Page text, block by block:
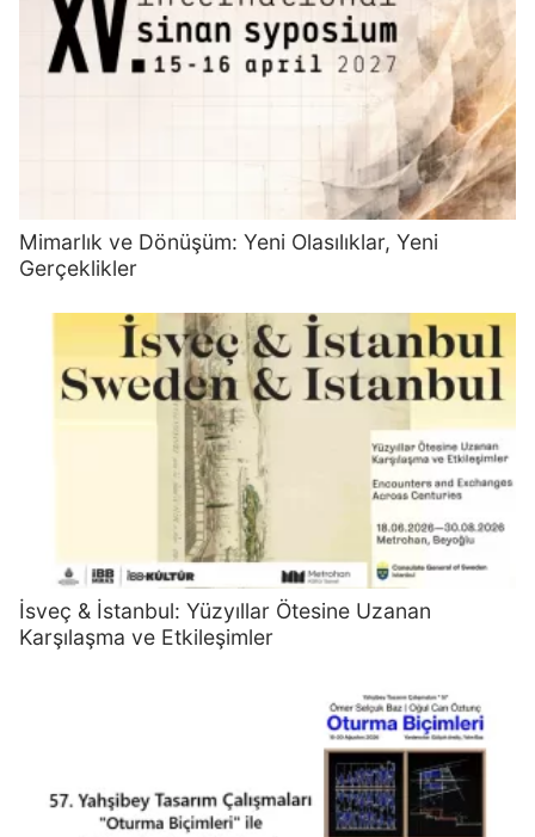
Mimarlık ve Dönüşüm: Yeni Olasılıklar, Yeni
Gerçeklikler
İsveç & İstanbul: Yüzyıllar Ötesine Uzanan
Karşılaşma ve Etkileşimler